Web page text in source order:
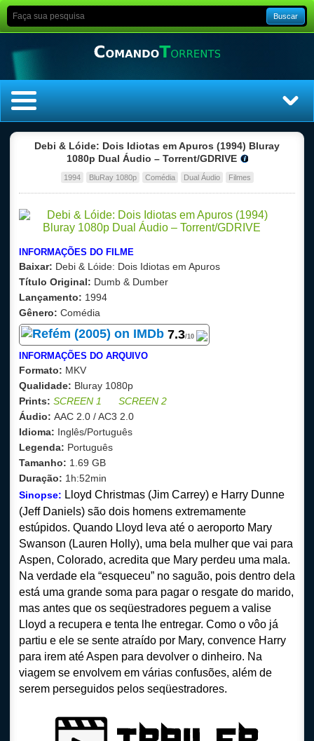
Buscar
Dublado
Debi & Lóide: Dois Idiotas em Apuros (1994) Bluray
1080p Dual Áudio – Torrent/GDRIVE
1994 BluRay 1080p Comédia Dual Áudio Filmes
INFORMAÇÕES DO FILME
Baixar: Debi & Lóide: Dois Idiotas em Apuros
Título Original: Dumb & Dumber
Lançamento: 1994
Gênero: Comédia
7.3/10
INFORMAÇÕES DO ARQUIVO
Formato: MKV
Qualidade: Bluray 1080p
Prints: SCREEN 1
SCREEN 2
Áudio: AAC 2.0 / AC3 2.0
Idioma: Inglês/Português
Legenda: Português
Tamanho: 1.69 GB
Duração: 1h:52min
Sinopse: Lloyd Christmas (Jim Carrey) e Harry Dunne
(Jeff Daniels) são dois homens extremamente
estúpidos. Quando Lloyd leva até o aeroporto Mary
Swanson (Lauren Holly), uma bela mulher que vai para
Aspen, Colorado, acredita que Mary perdeu uma mala.
Na verdade ela “esqueceu” no saguão, pois dentro dela
está uma grande soma para pagar o resgate do marido,
mas antes que os seqüestradores peguem a valise
Lloyd a recupera e tenta lhe entregar. Como o vôo já
partiu e ele se sente atraído por Mary, convence Harry
para irem até Aspen para devolver o dinheiro. Na
viagem se envolvem em várias confusões, além de
serem perseguidos pelos seqüestradores.